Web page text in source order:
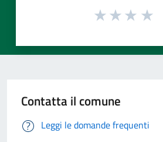
Contatta il comune
Leggi le domande frequenti